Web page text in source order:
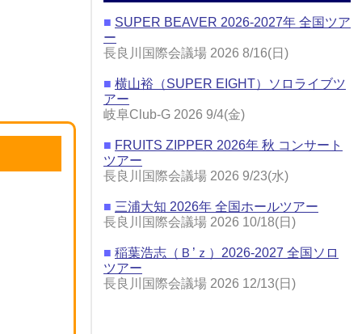
■ SUPER BEAVER 2026-2027年 全国ツア
ー
長良川国際会議場 2026 8/16(日)
■ 横山裕（SUPER EIGHT）ソロライブツ
アー
岐阜Club-G 2026 9/4(金)
■ FRUITS ZIPPER 2026年 秋 コンサート
ツアー
長良川国際会議場 2026 9/23(水)
■ 三浦大知 2026年 全国ホールツアー
長良川国際会議場 2026 10/18(日)
■ 稲葉浩志（Ｂ’ｚ）2026-2027 全国ソロ
ツアー
長良川国際会議場 2026 12/13(日)